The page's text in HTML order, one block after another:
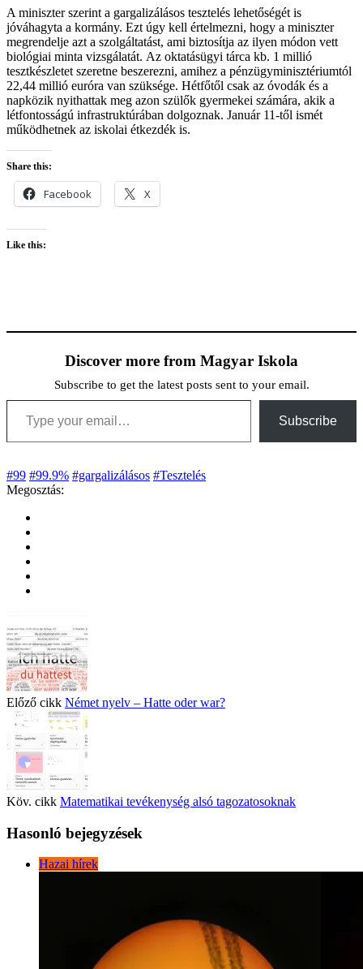
A miniszter szerint a gargalizálásos tesztelés lehetőségét is
jóváhagyta a kormány. Ezt úgy kell értelmezni, hogy a miniszter
megrendelje azt a szolgáltatást, ami biztosítja az ilyen módon vett
biológiai minta vizsgálatát. Az oktatásügyi tárca kb. 1 millió
tesztkészletet szeretne beszerezni, amihez a pénzügyminisztériumtól
22,44 millió euróra van szüksége. Hétfőtől csak az óvodák és a
napközik nyithattak meg azon szülők gyermekei számára, akik a
létfontosságú infrastruktúrában dolgoznak. Január 11-től ismét
működhetnek az iskolai étkezdék is.
Share this:
Facebook X
Like this:
Discover more from Magyar Iskola
Subscribe to get the latest posts sent to your email.
Type your email…
Subscribe
#99 #99.9% #gargalizálásos #Tesztelés
Megosztás:
Előző cikk Német nyelv – Hatte oder war?
Köv. cikk Matematikai tevékenység alsó tagozatosoknak
Hasonló bejegyzések
Hazai hírek